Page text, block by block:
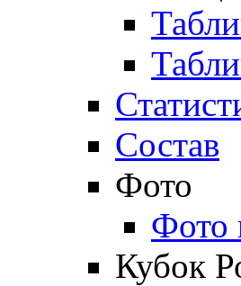
Состав
Фото
Фото
Кубок